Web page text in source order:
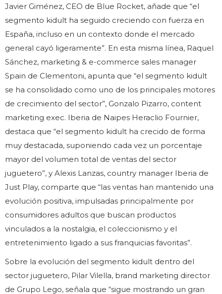
Javier Giménez, CEO de Blue Rocket, añade que “el
segmento kidult ha seguido creciendo con fuerza en
España, incluso en un contexto donde el mercado
general cayó ligeramente”. En esta misma línea, Raquel
Sánchez, marketing & e-commerce sales manager
Spain de Clementoni, apunta que “el segmento kidult
se ha consolidado como uno de los principales motores
de crecimiento del sector”, Gonzalo Pizarro, content
marketing exec. Iberia de Naipes Heraclio Fournier,
destaca que “el segmento kidult ha crecido de forma
muy destacada, suponiendo cada vez un porcentaje
mayor del volumen total de ventas del sector
juguetero”, y Alexis Lanzas, country manager Iberia de
Just Play, comparte que “las ventas han mantenido una
evolución positiva, impulsadas principalmente por
consumidores adultos que buscan productos
vinculados a la nostalgia, el coleccionismo y el
entretenimiento ligado a sus franquicias favoritas”.
Sobre la evolución del segmento kidult dentro del
sector juguetero, Pilar Vilella, brand marketing director
de Grupo Lego, señala que “sigue mostrando un gran